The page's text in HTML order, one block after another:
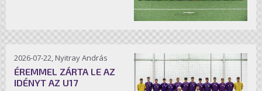
2026-07-22, Nyitray András
ÉREMMEL ZÁRTA LE AZ
IDÉNYT AZ U17